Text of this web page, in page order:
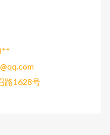
路1628号